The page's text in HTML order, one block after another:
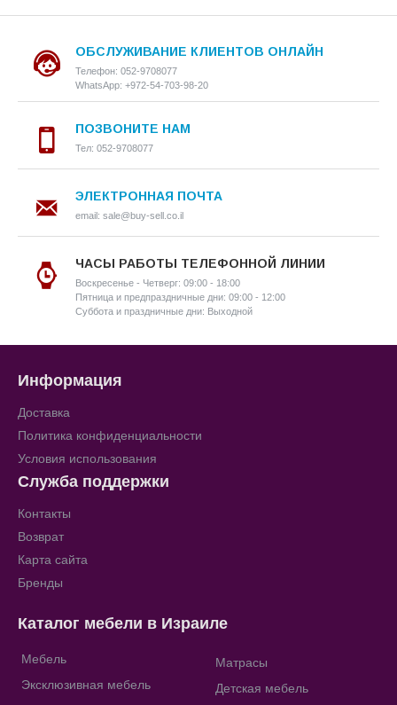
ОБСЛУЖИВАНИЕ КЛИЕНТОВ ОНЛАЙН
Телефон: 052-9708077
WhatsApp: +972-54-703-98-20
ПОЗВОНИТЕ НАМ
Тел: 052-9708077
ЭЛЕКТРОННАЯ ПОЧТА
email: sale@buy-sell.co.il
ЧАСЫ РАБОТЫ ТЕЛЕФОННОЙ ЛИНИИ
Воскресенье - Четверг: 09:00 - 18:00
Пятница и предпраздничные дни: 09:00 - 12:00
Суббота и праздничные дни: Выходной
Информация
Доставка
Политика конфиденциальности
Условия использования
Служба поддержки
Контакты
Возврат
Карта сайта
Бренды
Каталог мебели в Израиле
Мебель
Эксклюзивная мебель
Матрасы
Детская мебель